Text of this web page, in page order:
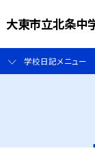
大東市立北条中
学校日記メニュー